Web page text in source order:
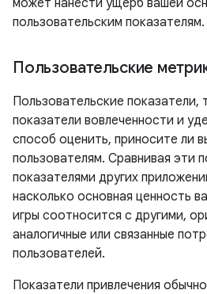
может нанести ущерб вашей
пользовательским показателям.
Пользовательские
Пользовательские показатели,
показатели вовлеченности и
способ оценить, приносите ли
пользователям. Сравнивая эти
показателями других
насколько основная ценность
игры соотносится с другими,
аналогичные или связанные
пользователей.
Показатели привлечения